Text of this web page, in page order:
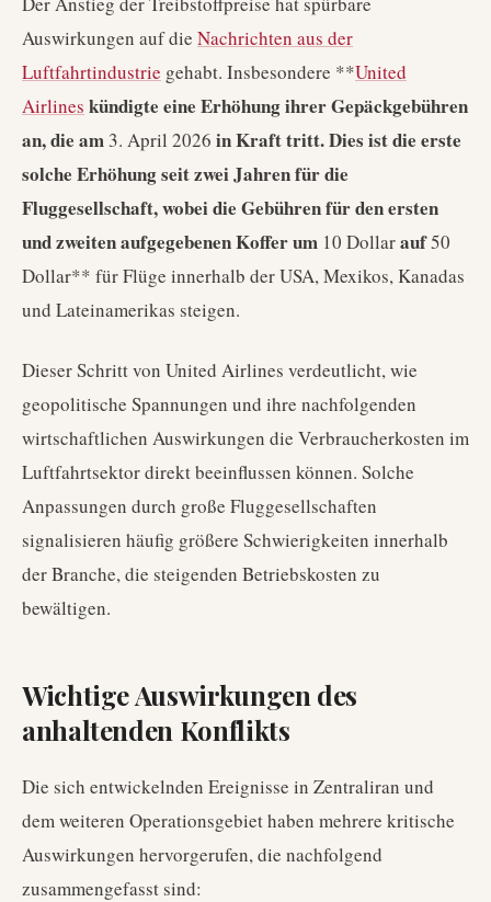
Auswirkungen auf die Nachrichten aus der
Luftfahrtindustrie gehabt. Insbesondere **United
Airlines kündigte eine Erhöhung ihrer Gepäckgebühren
an, die am 3. April 2026 in Kraft tritt. Dies ist die erste
solche Erhöhung seit zwei Jahren für die
Fluggesellschaft, wobei die Gebühren für den ersten
und zweiten aufgegebenen Koffer um 10 Dollarauf50
Dollar** für Flüge innerhalb der USA, Mexikos, Kanadas
und Lateinamerikas steigen.
Dieser Schritt von United Airlines verdeutlicht, wie
geopolitische Spannungen und ihre nachfolgenden
wirtschaftlichen Auswirkungen die Verbraucherkosten im
Luftfahrtsektor direkt beeinflussen können. Solche
Anpassungen durch große Fluggesellschaften
signalisieren häufig größere Schwierigkeiten innerhalb
der Branche, die steigenden Betriebskosten zu
bewältigen.
Wichtige Auswirkungen des
anhaltenden Konflikts
Die sich entwickelnden Ereignisse in Zentraliran und
dem weiteren Operationsgebiet haben mehrere kritische
Auswirkungen hervorgerufen, die nachfolgend
zusammengefasst sind: